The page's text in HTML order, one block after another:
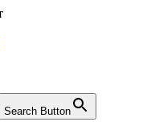
Search Button